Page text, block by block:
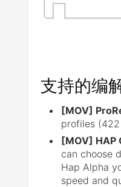
支持的编
[MOV]
profiles
[MOV] HAP
can choose
Hap Alpha
speed and